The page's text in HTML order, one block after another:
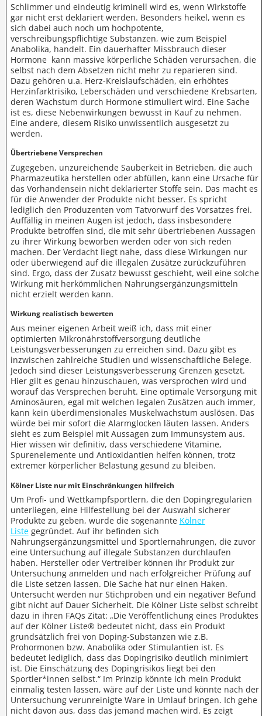
Schlimmer und eindeutig kriminell wird es, wenn Wirkstoffe
gar nicht erst deklariert werden. Besonders heikel, wenn es
sich dabei auch noch um hochpotente,
verschreibungspflichtige Substanzen, wie zum Beispiel
Anabolika, handelt. Ein dauerhafter Missbrauch dieser
Hormone kann massive körperliche Schäden verursachen, die
selbst nach dem Absetzen nicht mehr zu reparieren sind.
Dazu gehören u.a. Herz-Kreislaufschäden, ein erhöhtes
Herzinfarktrisiko, Leberschäden und verschiedene Krebsarten,
deren Wachstum durch Hormone stimuliert wird. Eine Sache
ist es, diese Nebenwirkungen bewusst in Kauf zu nehmen.
Eine andere, diesem Risiko unwissentlich ausgesetzt zu
werden.
Übertriebene Versprechen
Zugegeben, unzureichende Sauberkeit in Betrieben, die auch
Pharmazeutika herstellen oder abfüllen, kann eine Ursache für
das Vorhandensein nicht deklarierter Stoffe sein. Das macht es
für die Anwender der Produkte nicht besser. Es spricht
lediglich den Produzenten vom Tatvorwurf des Vorsatzes frei.
Auffällig in meinen Augen ist jedoch, dass insbesondere
Produkte betroffen sind, die mit sehr übertriebenen Aussagen
zu ihrer Wirkung beworben werden oder von sich reden
machen. Der Verdacht liegt nahe, dass diese Wirkungen nur
oder überwiegend auf die illegalen Zusätze zurückzuführen
sind. Ergo, dass der Zusatz bewusst geschieht, weil eine solche
Wirkung mit herkömmlichen Nahrungsergänzungsmitteln
nicht erzielt werden kann.
Wirkung realistisch bewerten
Aus meiner eigenen Arbeit weiß ich, dass mit einer
optimierten Mikronährstoffversorgung deutliche
Leistungsverbesserungen zu erreichen sind. Dazu gibt es
inzwischen zahlreiche Studien und wissenschaftliche Belege.
Jedoch sind dieser Leistungsverbesserung Grenzen gesetzt.
Hier gilt es genau hinzuschauen, was versprochen wird und
worauf das Versprechen beruht. Eine optimale Versorgung mit
Aminosäuren, egal mit welchen legalen Zusätzen auch immer,
kann kein überdimensionales Muskelwachstum auslösen. Das
würde bei mir sofort die Alarmglocken läuten lassen. Anders
sieht es zum Beispiel mit Aussagen zum Immunsystem aus.
Hier wissen wir definitiv, dass verschiedene Vitamine,
Spurenelemente und Antioxidantien helfen können, trotz
extremer körperlicher Belastung gesund zu bleiben.
Kölner Liste nur mit Einschränkungen hilfreich
Um Profi- und Wettkampfsportlern, die den Dopingregularien
unterliegen, eine Hilfestellung bei der Auswahl sicherer
Produkte zu geben, wurde die sogenannte Kölner
Listegegründet. Auf ihr befinden sich
Nahrungsergänzungsmittel und Sportlernahrungen, die zuvor
eine Untersuchung auf illegale Substanzen durchlaufen
haben. Hersteller oder Vertreiber können ihr Produkt zur
Untersuchung anmelden und nach erfolgreicher Prüfung auf
die Liste setzen lassen. Die Sache hat nur einen Haken.
Untersucht werden nur Stichproben und ein negativer Befund
gibt nicht auf Dauer Sicherheit. Die Kölner Liste selbst schreibt
dazu in ihren FAQs Zitat: „Die Veröffentlichung eines Produktes
auf der Kölner Liste® bedeutet nicht, dass ein Produkt
grundsätzlich frei von Doping-Substanzen wie z.B.
Prohormonen bzw. Anabolika oder Stimulantien ist. Es
bedeutet lediglich, dass das Dopingrisiko deutlich minimiert
ist. Die Einschätzung des Dopingrisikos liegt bei den
Sportler*innen selbst.“ Im Prinzip könnte ich mein Produkt
einmalig testen lassen, wäre auf der Liste und könnte nach der
Untersuchung verunreinigte Ware in Umlauf bringen. Ich gehe
nicht davon aus, dass das jemand machen wird. Es zeigt